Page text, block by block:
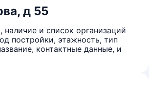
д 55
и список организаций
постройки, этажность, тип
контактные данные, и